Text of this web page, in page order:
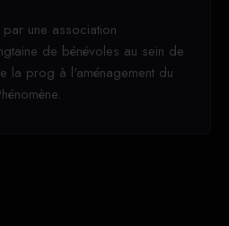
une association
de bénévoles au sein de
la prog à l'aménagement du